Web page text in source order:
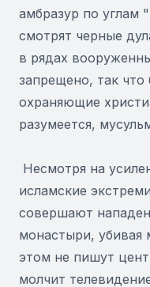
амбразур по углам
смотрят черные
в рядах
запрещено, так
охраняющие
разумеется,
Несмотря на
исламские
совершают
монастыри, убивая
этом не пишут
молчит